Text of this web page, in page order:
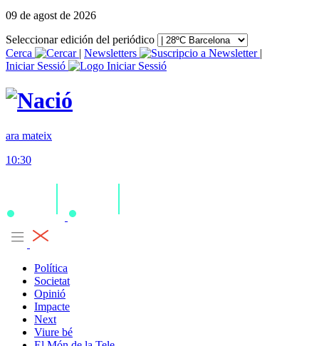
09 de agost de 2026
Seleccionar edición del periódico
Cerca
| Newsletters
|
Iniciar Sessió
ara mateix
10:30
Política
Societat
Opinió
Impacte
Next
Viure bé